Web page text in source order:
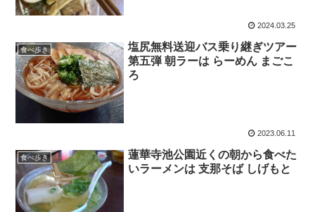
2024.03.25
食べ歩き
塩尻無料送迎バス乗り継ぎツアー
第五弾 朝ラーは らーめん まごこ
ろ
2023.06.11
食べ歩き
蓮華寺池公園近くの朝から食べた
いラーメンは 支那そば しげもと